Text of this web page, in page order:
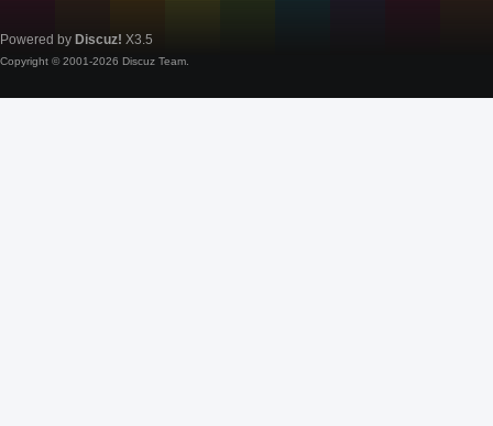
Powered by Discuz! X3.5
Copyright © 2001-2026 Discuz Team.